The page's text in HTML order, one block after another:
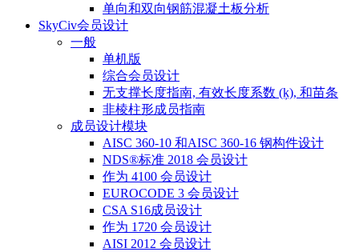
单向和双向钢筋混凝土板分析
SkyCiv会员设计
一般
单机版
综合会员设计
无支撑长度指南, 有效长度系数 (ķ), 和苗条
非棱柱形成员指南
成员设计模块
AISC 360-10 和AISC 360-16 钢构件设计
NDS®标准 2018 会员设计
作为 4100 会员设计
EUROCODE 3 会员设计
CSA S16成员设计
作为 1720 会员设计
AISI 2012 会员设计